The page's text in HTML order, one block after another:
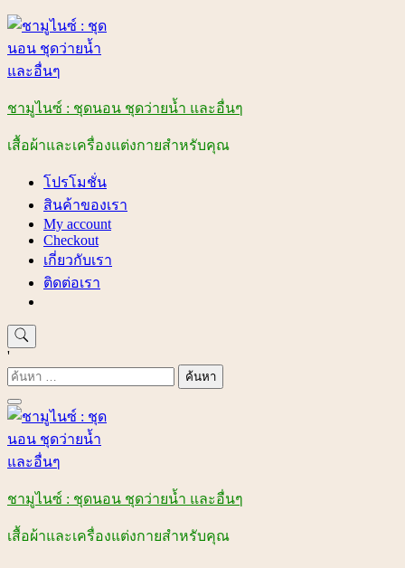
Skip
content
ชามูไนซ์ : ชุดนอน ชุดว่ายน้ำ และอื่นๆ
เสื้อผ้าและเครื่องแต่งกายสำหรับคุณ
โปรโมชั่น
สินค้าของเรา
My account
Checkout
เกี่ยวกับเรา
ติดต่อเรา
'
ค้นหา
สำหรับ:
ชามูไนซ์ : ชุดนอน ชุดว่ายน้ำ และอื่นๆ
เสื้อผ้าและเครื่องแต่งกายสำหรับคุณ